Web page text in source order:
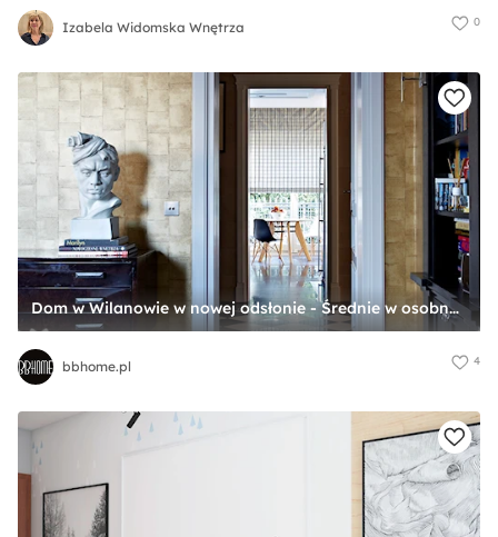
Izabela Widomska Wnętrza 0
Dom w Wilanowie w nowej odsłonie - Średnie w osobnym pomieszczeniu beżowe biuro, styl glamour - zdjęcie od bbhome.pl
bbhome.pl 4